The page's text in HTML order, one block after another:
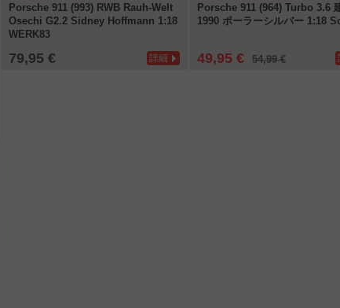
Porsche 911 (993) RWB Rauh-Welt
Osechi G2.2 Sidney Hoffmann 1:18
WERK83
79,95 € 詳細
Porsche 911 (964) Turbo 3.6
1990 ポーラーシルバー 1:18
49,95 € 54,99 €